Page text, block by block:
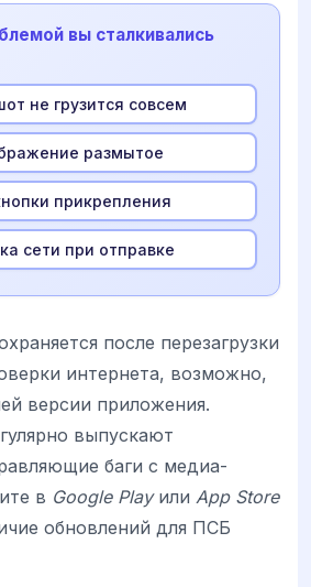
вы сталкивались
не грузится совсем
размытое
прикрепления
сети при отправке
после перезагрузки
интернета, возможно,
версии приложения.
выпускают
баги с медиа-
в Google Playили App Store
обновлений для ПСБ